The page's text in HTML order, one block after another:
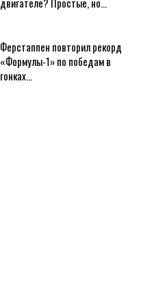
Ферстаппен повторил рекорд
«Формулы-1» по победам в
гонках…